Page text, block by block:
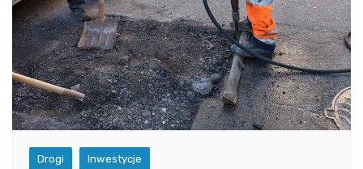
Drogi Inwestycje